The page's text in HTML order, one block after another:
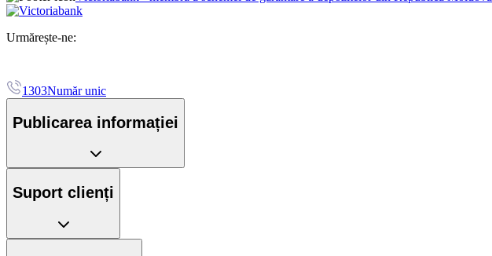
Urmărește-ne:
1303Număr unic
Publicarea informației
Suport clienți